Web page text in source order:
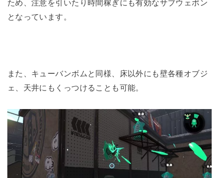
ため、注意を引いたり時間稼ぎにも有効なサブウェポン
となっています。
また、キューバンボムと同様、床以外にも壁各種オブジ
ェ、天井にもくっつけることも可能。